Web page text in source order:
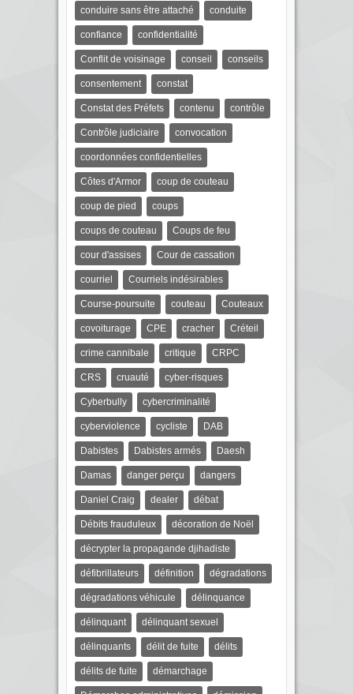
conduire sans être attaché conduite
confiance confidentialité
Conflit de voisinage conseil conseils
consentement constat
Constat des Préfets contenu contrôle
Contrôle judiciaire convocation
coordonnées confidentielles
Côtes d'Armor coup de couteau
coup de pied coups
coups de couteau Coups de feu
cour d'assises Cour de cassation
courriel Courriels indésirables
Course-poursuite couteau Couteaux
covoiturage CPE cracher Créteil
crime cannibale critique CRPC
CRS cruauté cyber-risques
Cyberbully cybercriminalité
cyberviolence cycliste DAB
Dabistes Dabistes armés Daesh
Damas danger perçu dangers
Daniel Craig dealer débat
Débits frauduleux décoration de Noël
décrypter la propagande djihadiste
défibrillateurs définition dégradations
dégradations véhicule délinquance
délinquant délinquant sexuel
délinquants délit de fuite délits
délits de fuite démarchage